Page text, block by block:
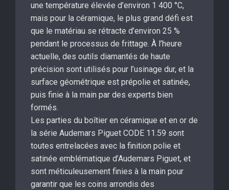
une température élevée d’environ 1 400 °C,
mais pour la céramique, le plus grand défi est
que le matériau se rétracte d’environ 25 %
pendant le processus de frittage. À l’heure
actuelle, des outils diamantés de haute
précision sont utilisés pour l’usinage dur, et la
surface géométrique est prépolie et satinée,
puis finie à la main par des experts bien
formés.
Les parties du boîtier en céramique et en or de
la série Audemars Piguet CODE 11.59 sont
toutes entrelacées avec la finition polie et
satinée emblématique d’Audemars Piguet, et
sont méticuleusement finies à la main pour
garantir que les coins arrondis des